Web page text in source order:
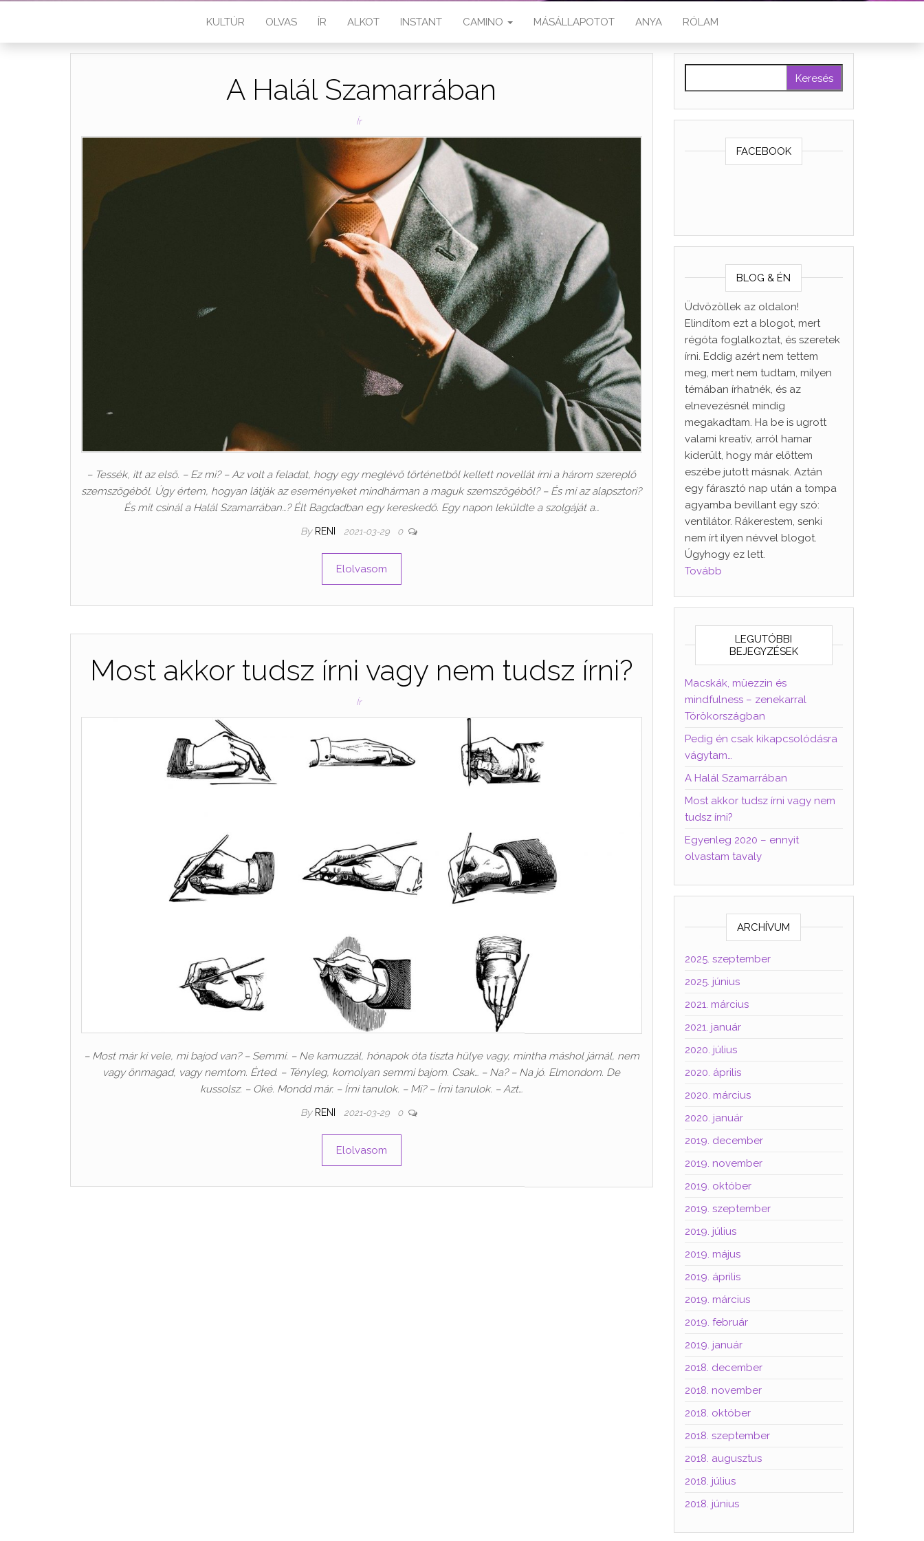
KULTÚR OLVAS ÍR ALKOT INSTANT CAMINO MÁSÁLLAPOTOT ANYA RÓLAM
A Halál Szamarrában
Ír
– Tessék, itt az első. – Ez mi? – Az volt a feladat, hogy egy meglévő történetből kellett novellát írni a három szereplő
szemszögéből. Úgy értem, hogyan látják az eseményeket mindhárman a maguk szemszögéből? – És mi az alapsztori?
És mit csinál a Halál Szamarrában…? Élt Bagdadban egy kereskedő. Egy napon leküldte a szolgáját a…
By RENI 2021-03-29 0
Elolvasom
Most akkor tudsz írni vagy nem tudsz írni?
Ír
– Most már ki vele, mi bajod van? – Semmi. – Ne kamuzzál, hónapok óta tiszta hülye vagy, mintha máshol járnál, nem
vagy önmagad, vagy nemtom. Érted. – Tényleg, komolyan semmi bajom. Csak… – Na? – Na jó. Elmondom. De
kussolsz. – Oké. Mondd már. – Írni tanulok. – Mi? – Írni tanulok. – Azt…
By RENI 2021-03-29 0
Elolvasom
FACEBOOK
BLOG & ÉN
Üdvözöllek az oldalon!
Elindítom ezt a blogot, mert
régóta foglalkoztat, és szeretek
írni. Eddig azért nem tettem
meg, mert nem tudtam, milyen
témában írhatnék, és az
elnevezésnél mindig
megakadtam. Ha be is ugrott
valami kreatív, arról hamar
kiderült, hogy már előttem
eszébe jutott másnak. Aztán
egy fárasztó nap után a tompa
agyamba bevillant egy szó:
ventilátor. Rákerestem, senki
nem írt ilyen névvel blogot.
Úgyhogy ez lett.
Tovább
LEGUTÓBBI
BEJEGYZÉSEK
Macskák, müezzin és
mindfulness – zenekarral
Törökországban
Pedig én csak kikapcsolódásra
vágytam…
A Halál Szamarrában
Most akkor tudsz írni vagy nem
tudsz írni?
Egyenleg 2020 – ennyit
olvastam tavaly
ARCHÍVUM
2025. szeptember
2025. június
2021. március
2021. január
2020. július
2020. április
2020. március
2020. január
2019. december
2019. november
2019. október
2019. szeptember
2019. július
2019. május
2019. április
2019. március
2019. február
2019. január
2018. december
2018. november
2018. október
2018. szeptember
2018. augusztus
2018. július
2018. június